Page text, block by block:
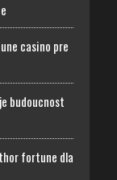
casino pre
budoucnost
fortune dla